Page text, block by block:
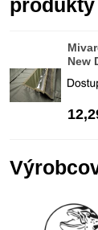
produkty
New